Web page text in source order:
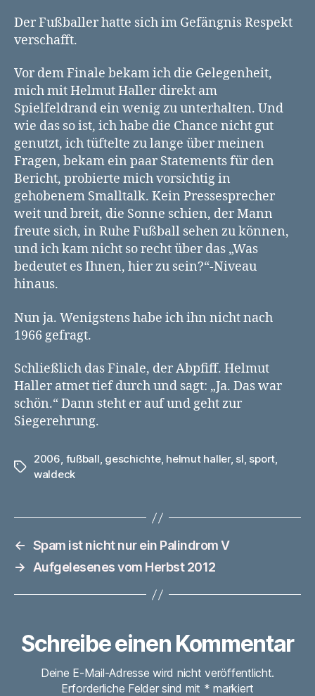
Der Fußballer hatte sich im Gefängnis Respekt
verschafft.
Vor dem Finale bekam ich die Gelegenheit,
mich mit Helmut Haller direkt am
Spielfeldrand ein wenig zu unterhalten. Und
wie das so ist, ich habe die Chance nicht gut
genutzt, ich tüftelte zu lange über meinen
Fragen, bekam ein paar Statements für den
Bericht, probierte mich vorsichtig in
gehobenem Smalltalk. Kein Pressesprecher
weit und breit, die Sonne schien, der Mann
freute sich, in Ruhe Fußball sehen zu können,
und ich kam nicht so recht über das „Was
bedeutet es Ihnen, hier zu sein?“-Niveau
hinaus.
Nun ja. Wenigstens habe ich ihn nicht nach
1966 gefragt.
Schließlich das Finale, der Abpfiff. Helmut
Haller atmet tief durch und sagt: „Ja. Das war
schön.“ Dann steht er auf und geht zur
Siegerehrung.
Schlagwörter
2006, fußball, geschichte, helmut haller, sl, sport,
waldeck
← Spam ist nicht nur ein Palindrom V
→
Aufgelesenes vom Herbst 2012
Schreibe einen Kommentar
Deine E-Mail-Adresse wird nicht veröffentlicht.
Erforderliche Felder sind mit * markiert